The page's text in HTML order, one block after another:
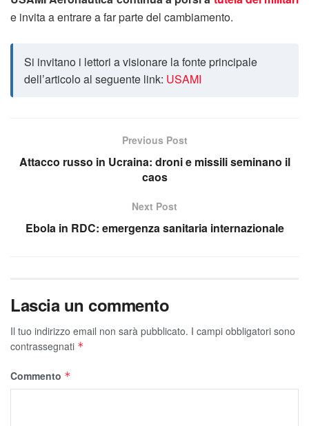
e invita a entrare a far parte del cambiamento.
Si invitano i lettori a visionare la fonte principale
dell’articolo al seguente link: USAMI
Previous Post
Attacco russo in Ucraina: droni e missili seminano il
caos
Next Post
Ebola in RDC: emergenza sanitaria internazionale
Lascia un commento
Il tuo indirizzo email non sarà pubblicato. I campi obbligatori sono
contrassegnati *
Commento *